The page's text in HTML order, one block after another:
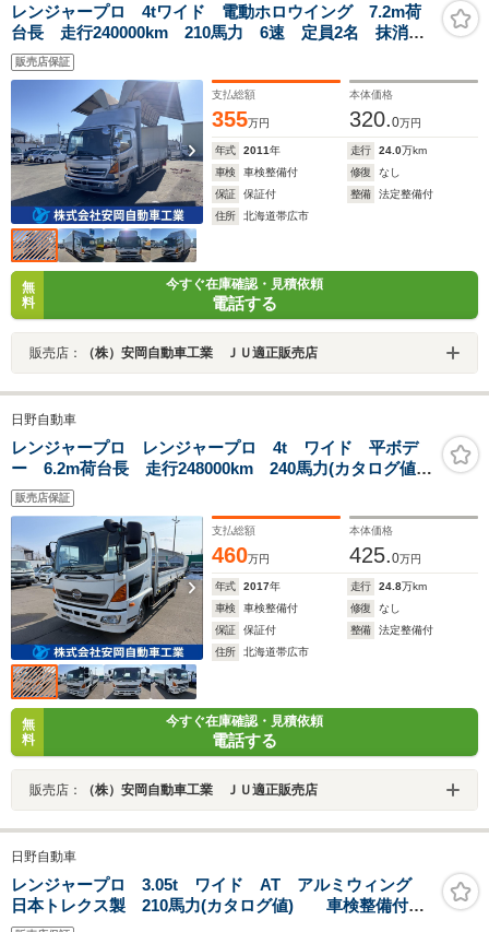
レンジャープロ 4tワイド 電動ホロウイング 7.2m荷
台長 走行240000km 210馬力 6速 定員2名 抹消時
積載量2400kg 車輌総重量7970kg 車検整備付 平ボデ
ー構造変更
販売店保証
支払総額
355万円
本体価格
320.0万円
年式 2011年 走行 24.0万km
車検
車検整備付 修復
なし
保証
保証付 整備
法定整備付
住所
北海道帯広市
無
料
今すぐ在庫確認・見積依頼
電話する
販売店： （株）安岡自動車工業 ＪＵ適正販売店
日野自動車
レンジャープロ レンジャープロ 4t ワイド 平ボデ
ー 6.2m荷台長 走行248000km 240馬力(カタログ値)6
速 定員2名 最大積載量3400kg 車輌総重量7960kg
車検整備付 床鉄板縞鋼板張
販売店保証
支払総額
460万円
本体価格
425.0万円
年式 2017年 走行 24.8万km
車検
車検整備付 修復
なし
保証
保証付 整備
法定整備付
住所
北海道帯広市
無
料
今すぐ在庫確認・見積依頼
電話する
販売店： （株）安岡自動車工業 ＪＵ適正販売店
日野自動車
レンジャープロ 3.05t ワイド AT アルミウィング
日本トレクス製 210馬力(カタログ値) 車検整備付
定員2名 荷台床木製 ラッシングレール2段